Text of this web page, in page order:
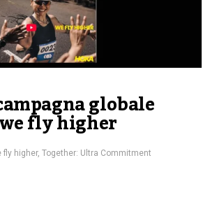
globale
fly higher
fly higher, Together: Ultra Commitment